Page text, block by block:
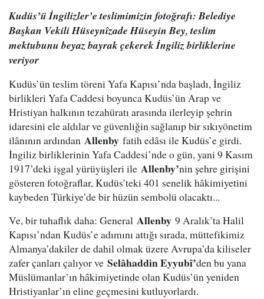
Kudüs’ü İngilizler’e teslimimizin fotoğrafı: Belediye
Başkan Vekili Hüseynîzade Hüseyin Bey, teslim
mektubunu beyaz bayrak çekerek İngiliz birliklerine
veriyor
Kudüs’ün teslim töreni Yafa Kapısı’nda başladı, İngiliz
birlikleri Yafa Caddesi boyunca Kudüs’ün Arap ve
Hristiyan halkının tezahüratı arasında ilerleyip şehrin
idaresini ele aldılar ve güvenliğin sağlanıp bir sıkıyönetim
ilânının ardından Allenby fatih edâsı ile Kudüs’e girdi.
İngiliz birliklerinin Yafa Caddesi’nde o gün, yani 9 Kasım
1917’deki işgal yürüyüşleri ile Allenby’nin şehre girişini
gösteren fotoğraflar, Kudüs’teki 401 senelik hâkimiyetini
kaybeden Türkiye’de bir hüzün sembolü olacaktı...
Ve, bir tuhaflık daha: General Allenby 9 Aralık’ta Halil
Kapısı’ndan Kudüs’e adımını attığı sırada, müttefikimiz
Almanya’dakiler de dahil olmak üzere Avrupa’da kiliseler
zafer çanları çalıyor ve Selâhaddin Eyyubî’den bu yana
Müslümanlar’ın hâkimiyetinde olan Kudüs’ün yeniden
Hristiyanlar’ın eline geçmesini kutluyorlardı.